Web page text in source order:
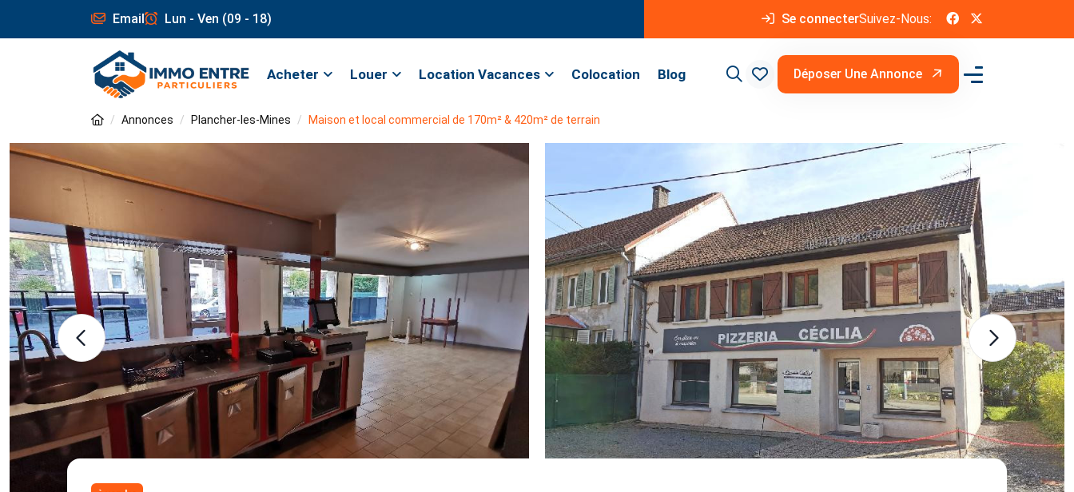
Email Lun - Ven (09 - 18) Se connecterSuivez-Nous:
Acheter Louer Location Vacances Colocation Blog Déposer Une Annonce
Annonces Plancher-les-Mines Maison et local commercial de 170m² & 420m² de terrain